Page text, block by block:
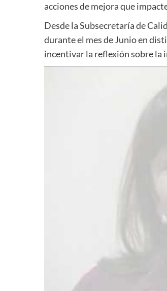
acciones de mejora que
Desde la Subsecretaría de
durante el mes de Junio en
incentivar la reflexión sobre la